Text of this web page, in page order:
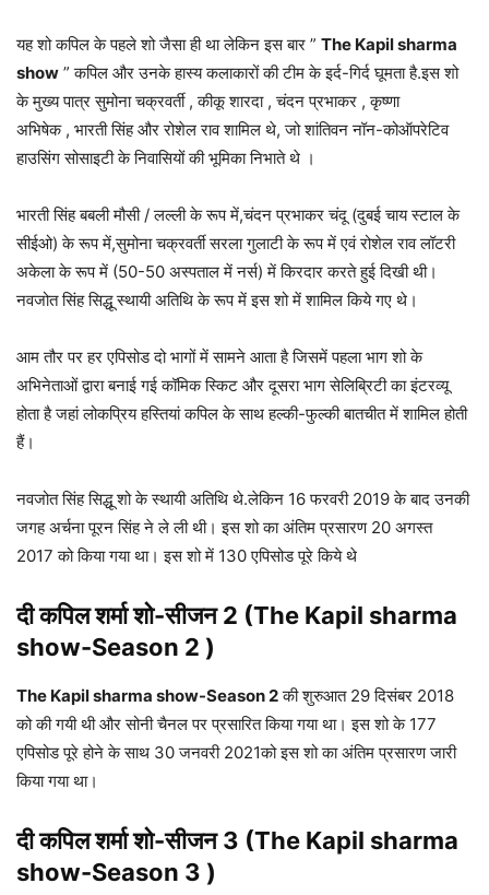
यह शो कपिल के पहले शो जैसा ही था लेकिन इस बार ” The Kapil sharma
show ” कपिल और उनके हास्य कलाकारों की टीम के इर्द-गिर्द घूमता है.इस शो
के मुख्य पात्र सुमोना चक्रवर्ती , कीकू शारदा , चंदन प्रभाकर , कृष्णा
अभिषेक , भारती सिंह और रोशेल राव शामिल थे, जो शांतिवन नॉन-कोऑपरेटिव
हाउसिंग सोसाइटी के निवासियों की भूमिका निभाते थे ।
भारती सिंह बबली मौसी / लल्ली के रूप में,चंदन प्रभाकर चंदू (दुबई चाय स्टाल के
सीईओ) के रूप में,सुमोना चक्रवर्ती सरला गुलाटी के रूप में एवं रोशेल राव लॉटरी
अकेला के रूप में (50-50 अस्पताल में नर्स) में किरदार करते हुई दिखी थी।
नवजोत सिंह सिद्धू स्थायी अतिथि के रूप में इस शो में शामिल किये गए थे।
आम तौर पर हर एपिसोड दो भागों में सामने आता है जिसमें पहला भाग शो के
अभिनेताओं द्वारा बनाई गई कॉमिक स्किट और दूसरा भाग सेलिब्रिटी का इंटरव्यू
होता है जहां लोकप्रिय हस्तियां कपिल के साथ हल्की-फुल्की बातचीत में शामिल होती
हैं।
नवजोत सिंह सिद्धू शो के स्थायी अतिथि थे.लेकिन 16 फरवरी 2019 के बाद उनकी
जगह अर्चना पूरन सिंह ने ले ली थी। इस शो का अंतिम प्रसारण 20 अगस्त
2017 को किया गया था। इस शो में 130 एपिसोड पूरे किये थे
दी कपिल शर्मा शो-सीजन 2 (The Kapil sharma
show-Season 2 )
The Kapil sharma show-Season 2की शुरुआत 29 दिसंबर 2018
को की गयी थी और सोनी चैनल पर प्रसारित किया गया था। इस शो के 177
एपिसोड पूरे होने के साथ 30 जनवरी 2021को इस शो का अंतिम प्रसारण जारी
किया गया था।
दी कपिल शर्मा शो-सीजन 3 (The Kapil sharma
show-Season 3 )